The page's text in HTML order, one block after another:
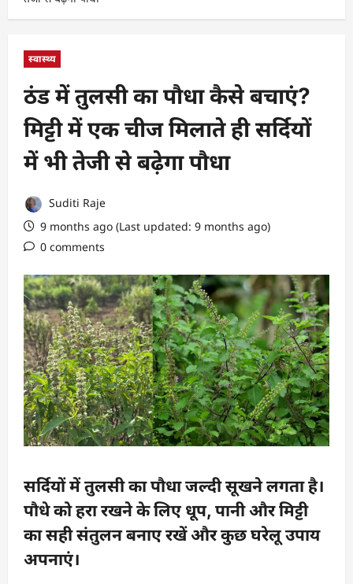
स्वास्थ्य
ठंड में तुलसी का पौधा कैसे बचाएं?
मिट्टी में एक चीज मिलाते ही सर्दियों
में भी तेजी से बढ़ेगा पौधा
Suditi Raje
9 months ago (Last updated: 9 months ago)
0 comments
सर्दियों में तुलसी का पौधा जल्दी सूखने लगता है।
पौधे को हरा रखने के लिए धूप, पानी और मिट्टी
का सही संतुलन बनाए रखें और कुछ घरेलू उपाय
अपनाएं।